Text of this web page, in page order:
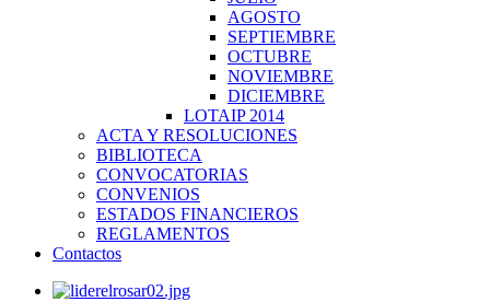
AGOSTO
SEPTIEMBRE
OCTUBRE
NOVIEMBRE
DICIEMBRE
LOTAIP 2014
ACTA Y RESOLUCIONES
BIBLIOTECA
CONVOCATORIAS
CONVENIOS
ESTADOS FINANCIEROS
REGLAMENTOS
Contactos